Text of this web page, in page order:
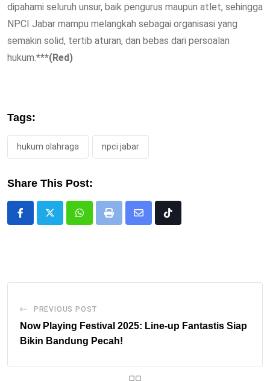
dipahami seluruh unsur, baik pengurus maupun atlet, sehingga
NPCI Jabar mampu melangkah sebagai organisasi yang
semakin solid, tertib aturan, dan bebas dari persoalan
hukum.***(Red)
Tags:
hukum olahraga npci jabar
Share This Post:
WhatsappPrint
Share
Tiktok
PREVIOUS POST
Now Playing Festival 2025: Line-up Fantastis Siap
Bikin Bandung Pecah!